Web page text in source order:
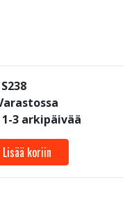
3 arkipäivää
Lisää koriin